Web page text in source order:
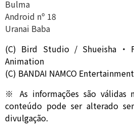
Bulma
Android nº 18
Uranai Baba
(C) Bird Studio / Shueisha・
Animation
(C) BANDAI NAMCO
※ As informações são válidas
conteúdo pode ser alterado
divulgação.